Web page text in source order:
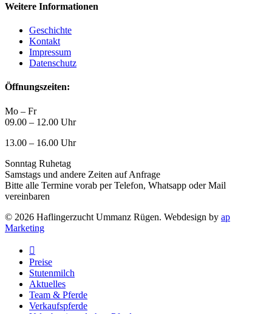
Weitere Informationen
Geschichte
Kontakt
Impressum
Datenschutz
Öffnungszeiten:
Mo – Fr
09.00 – 12.00 Uhr
13.00 – 16.00 Uhr
Sonntag Ruhetag
Samstags und andere Zeiten auf Anfrage
Bitte alle Termine vorab per Telefon, Whatsapp oder Mail
vereinbaren
© 2026 Haflingerzucht Ummanz Rügen. Webdesign by ap
Marketing
Close
Menu
Preise
Stutenmilch
Aktuelles
Team & Pferde
Verkaufspferde